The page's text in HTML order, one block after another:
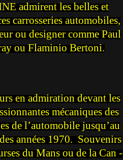
admirent les belles et
carrosseries automobiles,
ou designer comme Paul
ou Flaminio Bertoni.
en admiration devant les
mécaniques des
de l’automobile jusqu’au
années 1970. Souvenirs
du Mans ou de la Can -